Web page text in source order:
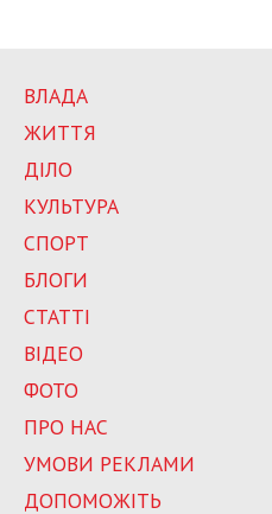
ВЛАДА
ЖИТТЯ
ДІЛО
КУЛЬТУРА
СПОРТ
БЛОГИ
СТАТТІ
ВІДЕО
ФОТО
ПРО НАС
УМОВИ РЕКЛАМИ
ДОПОМОЖІТЬ